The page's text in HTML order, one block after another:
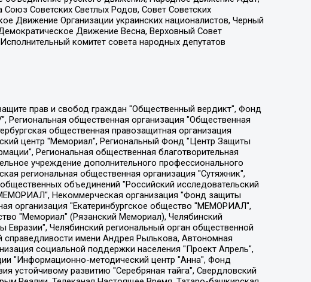
Советских Светлых Родов, Совет Советских
Движение Организации украинских националистов, Черный
Движение Весна, Верховный Совет
комитет совета народных депутатов
"Как бы инагент", Кочетков Игорь Викторович, Общество с ограниченной ответственностью "Честные выборы", Еланчик Олег Александрович, Общество с ограниченной ответственностью "Нобелевский призыв", Гималова Регина Эмилевна, Григорьев Андрей Валерьевич, Григорьева Алина Александровна, Ассоциация по содействию защите прав призывников, альтернативнослужащих и военнослужащих "Правозащитная группа "Гражданин.Армия.Право", Хисамова Регина Фаритовна, Автономная некоммерческая организация по реализации социально-правовых программ "Лилит", Дальневосточное общественное движение "Маяк", Санкт-Петербургская ЛГБТ-инициативная группа "Выход", Инициативная группа ЛГБТ+ "Реверс", Алексеев Андрей Викторович, Бекбулатова Таисия Львовна, Беляев Иван Михайлович, Владыкина Елена Сергеевна, Гельман Марат Александрович, Никульшина Вероника Юрьевна, Толоконникова Надежда Андреевна, Шендерович Виктор Анатольевич, Общество с ограниченной ответственностью "Данное сообщение", Общество с ограниченной ответственностью Издательский дом "Новая глава", Айнбиндер Александра Александровна, Московский комьюнити-центр для ЛГБТ+инициатив, Благотворительный фонд развития филантропии, Deutsche Welle (Германия, Kurt-Schumacher-Strasse 3, 53113 Bonn), Борзунова Мария Михайловна, Воробьев Виктор Викторович, Голубева Анна Львовна, Константинова Алла Михайловна, Малкова Ирина Владимировна, Мурадов Мурад Абдулгалимович, Осетинская Елизавета Николаевна, Понасенков Евгений Николаевич, Ганапольский Матвей Юрьевич, Киселев Евгений Алексеевич, Борухович Ирина Григорьевна, Дремин Иван Тимофеевич, Дубровский Дмитрий Викторович, Красноярская региональная общественная организация поддержки и развития альтернативных образовательных технологий и межкультурных коммуникаций "ИНТЕРРА", Маяковская Екатерина Алексеевна, Фейгин Марк Захарович, Филимонов Андрей Викторович, Дзугкоева Регина Николаевна, Доброхотов Роман Александрович, Дудь Юрий Александрович, Елкин Сергей Владимирович, Кругликов Кирилл Игоревич, Сабунаева Мария Леонидовна, Семенов Алексей Владимирович, Шаинян Карен Багратович, Шульман Екатерина Михайловна, Асафьев Артур Валерьевич, Вахштайн Виктор Семенович, Венедиктов Алексей Алексеевич, Лушникова Екатерина Евгеньевна, Волков Леонид Михайлович, Невзоров Александр Глебович, Пархоменко Сергей Борисович, Сироткин Ярослав Николаевич, Кара-Мурза Владимир Владимирович, Баранова Наталья Владимировна, Гозман Леонид Яковлевич, Кагарлицкий Борис Юльевич, Климарев Михаил Валерьевич, Милов Владимир Станиславович, Автономная некоммерческая организация Краснодарский центр современного искусства "Типография", Моргенштерн Алишер Тагирович, Соболь Любовь Эдуардовна, Общество с ограниченной ответственностью "ЛИЗА НОРМ", Каспаров Гарри Кимович, Ходорковский Михаил Борисович, Общество с ограниченной ответственностью "Апрельские тезисы", Данилович Ирина Брониславовна, Кашин Олег Владимирович, Петров Николай Владимирович, Пивоваров Алексей Владимирович, Соколов Михаил Владимирович, Цветкова Юлия Владимировна, Чичваркин Евгений Александрович, Комитет против пыток/Команда против пыток, Общество с ограниченной ответственностью "Первый научный", Общество с ограниченной ответственностью "Вертолет и ко", Белоцерковская Вероника Борисовна, Кац Максим Евгеньевич, Лазарева Татьяна Юрьевна, Шаведдинов Руслан Табризович, Яшин Илья Валерьевич, Общество с ограниченной ответственностью "Иноагент ААВ", Алешковский Дмитрий Петрович, Альбац Евгения Марковна, Быков Дмитрий Львович, Галямина Юлия Евгеньевна, Лойко Сергей Леонидович, Мартынов Кирилл Константинович, Медведев Сергей Александрович, Крашенинников Федор Геннадиевич, Гордеева Катерина Вл